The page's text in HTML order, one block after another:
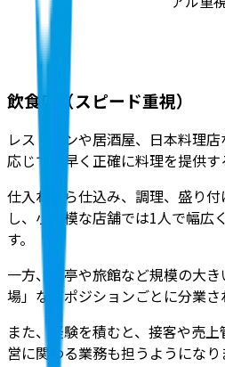
飲食店（スピード重視）
レストランや居酒屋、日本料理
応じて素早く正確に料理を提供す
仕入れから仕込み、調理、盛り
し、小規模な店舗では1人で幅広
す。
一方、料亭や旅館など規模の大
場」などポジションごとに分業さ
また、経験を積むと、接客や売
営に関わる業務も担うようになり